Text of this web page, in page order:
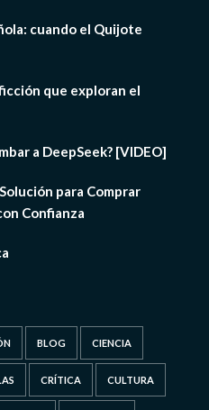
cuando el Quijote
que exploran el
a DeepSeek? [VIDEO]
para Comprar
Confianza
BLOG CIENCIA
CRÍTICA CULTURA